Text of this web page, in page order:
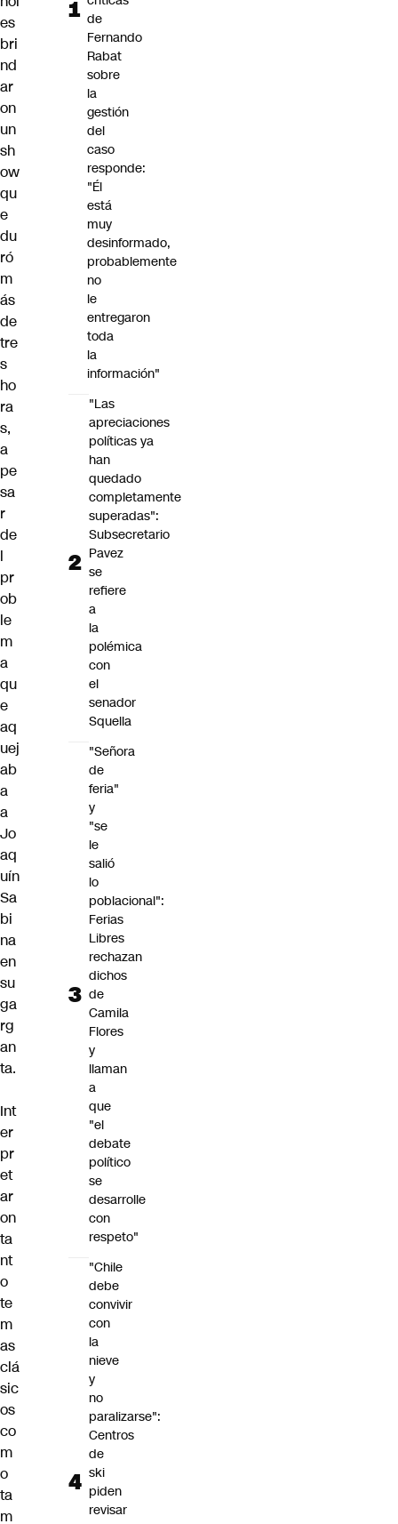
es
bri
nd
ar
on
un
sh
ow
qu
e
du
ró
m
ás
de
tre
s
ho
ra
s,
a
pe
sa
r
de
l
pr
ob
le
m
a
qu
e
aq
uej
ab
a
a
Jo
aq
uín
Sa
bi
na
en
su
ga
rg
an
ta.
Int
er
pr
et
ar
on
ta
nt
o
te
m
as
clá
sic
os
co
m
o
ta
m
de
Fernando
Rabat
sobre
la
gestión
del
caso
responde:
"Él
está
muy
desinformado,
probablemente
no
le
entregaron
toda
la
información"
"Las
apreciaciones
políticas ya
han
quedado
completamente
superadas":
Subsecretario
Pavez
se
refiere
a
la
polémica
con
el
senador
Squella
"Señora
de
feria"
y
"se
le
salió
lo
poblacional":
Ferias
Libres
rechazan
dichos
de
Camila
Flores
y
llaman
a
que
"el
debate
político
se
desarrolle
con
respeto"
"Chile
debe
convivir
con
la
nieve
y
no
paralizarse":
Centros
de
ski
piden
revisar